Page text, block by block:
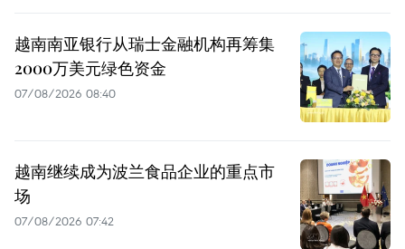
越南南亚银行从瑞士金融机构再筹集
2000万美元绿色资金
07/08/2026 08:40
越南继续成为波兰食品企业的重点市
场
07/08/2026 07:42